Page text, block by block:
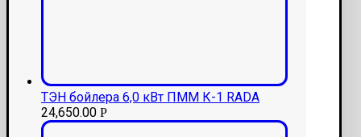
ТЭН бойлера 6,0 кВт ПММ К-1 RADA
24,650.00 Р